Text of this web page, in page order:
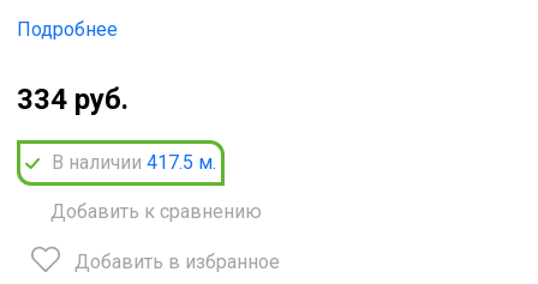
Подробнее
334 руб.
В наличии 417.5 м.
Добавить к сравнению
Добавить в избранное